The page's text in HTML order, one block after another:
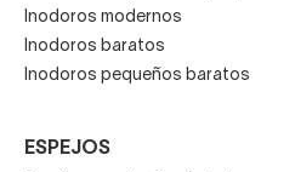
Inodoros modernos
Inodoros baratos
Inodoros pequeños baratos
ESPEJOS